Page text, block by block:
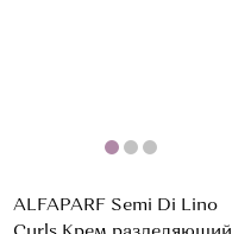
ALFAPARF Semi Di Lino